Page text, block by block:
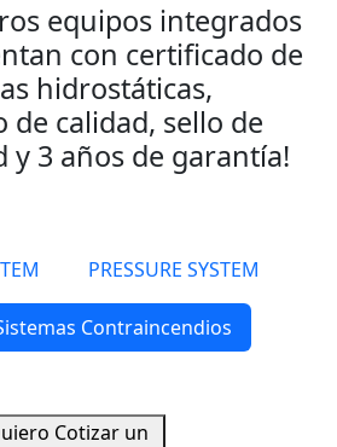
equipos integrados
con certificado de
hidrostáticas,
de calidad, sello de
y 3 años de garantía!
PRESSURE SYSTEM
Contraincendios
Cotizar un